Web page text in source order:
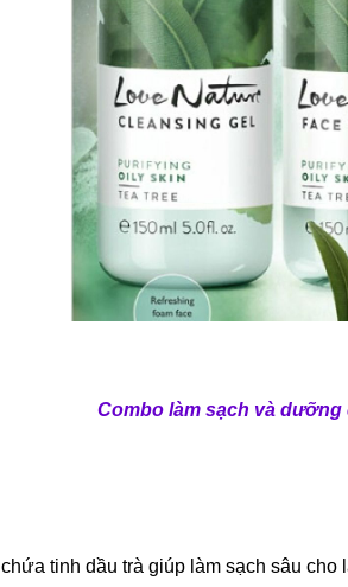
Combo làm sạch và dưỡng
chứa tinh dầu trà giúp làm sạch sâu cho